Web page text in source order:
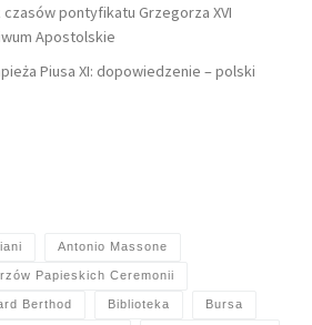
pontyfikatu Grzegorza XVI
Apostolskie
Piusa XI: dopowiedzenie – polski
Antonio Massone
Papieskich Ceremonii
Berthod Biblioteka Bursa